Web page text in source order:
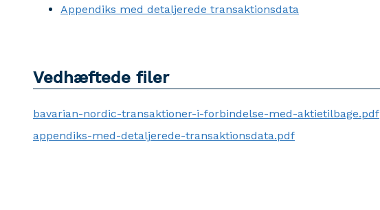
Appendiks med detaljerede transaktionsdata
Vedhæftede filer
bavarian-nordic-transaktioner-i-forbindelse-med-aktietilbage.pdf
appendiks-med-detaljerede-transaktionsdata.pdf